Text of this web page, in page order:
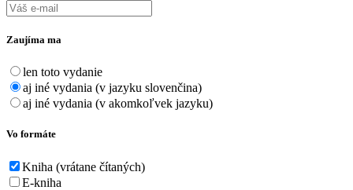
Zaujíma ma
len toto vydanie
aj iné vydania (v jazyku slovenčina)
aj iné vydania (v akomkoľvek jazyku)
Vo formáte
Kniha (vrátane čítaných)
E-kniha